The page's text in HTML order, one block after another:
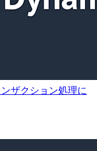
ザクション処理に